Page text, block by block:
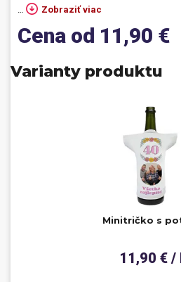
Novinky
Zobraziť viac
Cena od 11,90 €
Varianty produktu
Minitričko s
11,90 € /